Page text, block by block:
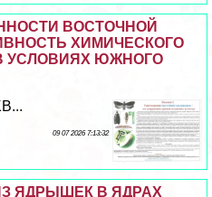
ВОСТОЧНОЙ
ХИМИЧЕСКОГО
УСЛОВИЯХ ЮЖНОГО
09 07 2026 7:13:32
ЯДРЫШЕК В ЯДРАХ